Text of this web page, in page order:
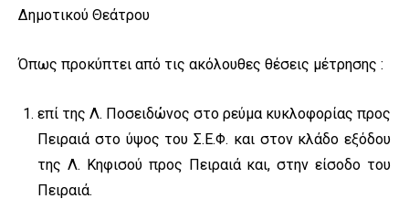
Δημοτικού Θεάτρου
Όπως προκύπτει από τις ακόλουθες θέσεις μέτρησης :
επί της Λ. Ποσειδώνος στο ρεύμα κυκλοφορίας προς
Πειραιά στο ύψος του Σ.Ε.Φ. και στον κλάδο εξόδου
της Λ. Κηφισού προς Πειραιά και, στην είσοδο του
Πειραιά.